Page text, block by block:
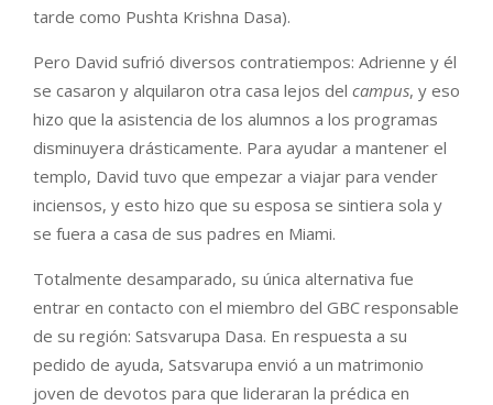
tarde como Pushta Krishna Dasa).
Pero David sufrió diversos contratiempos: Adrienne y él
se casaron y alquilaron otra casa lejos del campus, y eso
hizo que la asistencia de los alumnos a los programas
disminuyera drásticamente. Para ayudar a mantener el
templo, David tuvo que empezar a viajar para vender
inciensos, y esto hizo que su esposa se sintiera sola y
se fuera a casa de sus padres en Miami.
Totalmente desamparado, su única alternativa fue
entrar en contacto con el miembro del GBC responsable
de su región: Satsvarupa Dasa. En respuesta a su
pedido de ayuda, Satsvarupa envió a un matrimonio
joven de devotos para que lideraran la prédica en